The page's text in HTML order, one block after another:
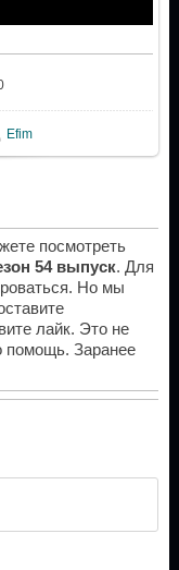
Efim
посмотреть
54 выпуск. Для
Но мы
лайк. Это не
помощь. Заранее